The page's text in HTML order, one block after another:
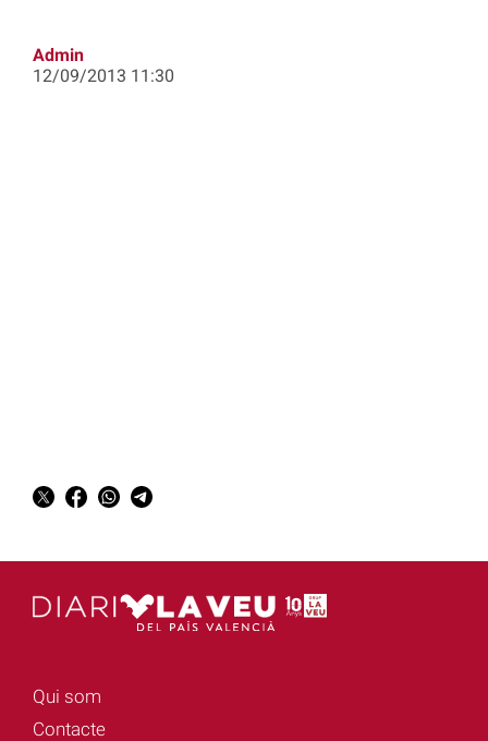
Admin
12/09/2013 11:30
Qui som
Contacte